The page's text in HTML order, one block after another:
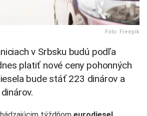
Foto: Freepik
v Srbsku budú podľa
platiť nové ceny pohonných
bude stáť 223 dinárov a